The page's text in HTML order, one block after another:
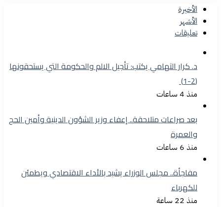
الأخيرة
الأشهر
تعليقات
د. كرار التهامي يكتب: تأجيل الالم والحكومة التي يستحقونها
(2-1)
منذ 4 ساعات
بعد صراعات متلاحقة.. إعفاء وزير الشؤون الدينية وأمين الحج
والعمرة
منذ 6 ساعات
مفاجأة.. مجلس الوزراء يشيد بالأداء الاقتصادي ويطمئن
للكهرباء
منذ 22 ساعة